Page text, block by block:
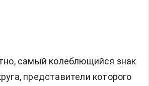
самый колеблющийся знак
представители которого